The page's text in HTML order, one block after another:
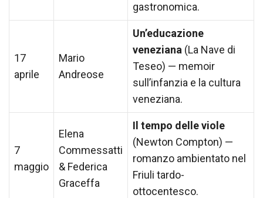
gastronomica.
17
aprile
Mario
Andreose
Un’educazione
veneziana (La Nave di
Teseo) — memoir
sull’infanzia e la cultura
veneziana.
7
maggio
Elena
Commessatti
& Federica
Graceffa
Il tempo delle viole
(Newton Compton) —
romanzo ambientato nel
Friuli tardo-
ottocentesco.